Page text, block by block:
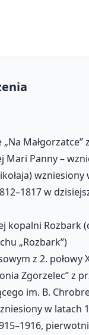
Małgorzatce”
Mari Panny –
w
Rozbark
„Rozbark”)
z 2. połowy
Zgorzelec” z
im. B.
w latach